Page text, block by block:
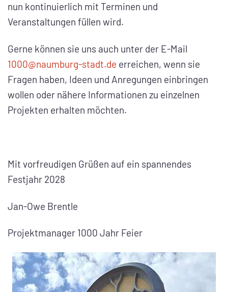
nun kontinuierlich mit Terminen und
Veranstaltungen füllen wird.
Gerne können sie uns auch unter der E-Mail
1000@naumburg-stadt.de erreichen, wenn sie
Fragen haben, Ideen und Anregungen einbringen
wollen oder nähere Informationen zu einzelnen
Projekten erhalten möchten.
Mit vorfreudigen Grüßen auf ein spannendes
Festjahr 2028
Jan-Owe Brentle
Projektmanager 1000 Jahr Feier